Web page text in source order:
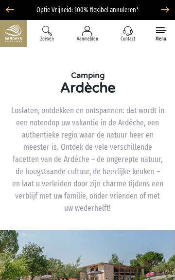
Optie Vrijheid: 100% flexibel annuleren*
Zoeken Aanmelden Contact Menu
Camping
Ardèche
Loslaten, ontdekken en ontspannen: dat wordt in
een notendop uw vakantie in de Ardèche, een
authentieke regio waar de natuur heer en
meester is. Ontdek de vele verschillende
facetten van de Ardèche – de ongerepte natuur,
de hoogstaande cultuur, de heerlijke keuken –
en laat u verleiden door zijn charme tijdens een
verblijf met uw familie, onder vrienden of met
uw wederhelft!